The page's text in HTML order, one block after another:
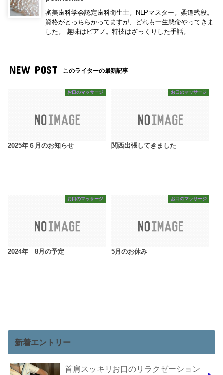
審美歯科学会認定歯科衛生士。NLPマスター。柔道弐段。
資格がとっちらかってますが、どれも一生懸命やってきま
した。 趣味はピアノ。特技はざっくりした手話。
NEW POST このライターの最新記事
お口のマッサージ
2025年６月のお知らせ
お口のマッサージ
関西出張してきました
お口のマッサージ
2024年 8月の予定
お口のマッサージ
5月のお休み
新着エントリー
首肩スッキリお口のリラクゼーション